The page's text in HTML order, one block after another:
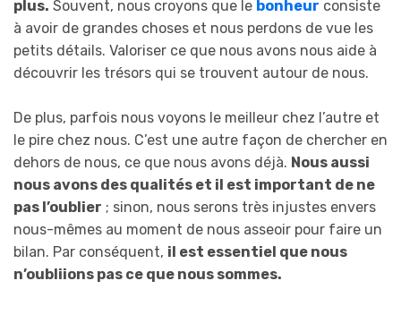
plus. Souvent, nous croyons que le bonheur consiste
à avoir de grandes choses et nous perdons de vue les
petits détails. Valoriser ce que nous avons nous aide à
découvrir les trésors qui se trouvent autour de nous.
De plus, parfois nous voyons le meilleur chez l’autre et
le pire chez nous. C’est une autre façon de chercher en
dehors de nous, ce que nous avons déjà. Nous aussi
nous avons des qualités et il est important de ne
pas l’oublier ; sinon, nous serons très injustes envers
nous-mêmes au moment de nous asseoir pour faire un
bilan. Par conséquent, il est essentiel que nous
n’oubliions pas ce que nous sommes.